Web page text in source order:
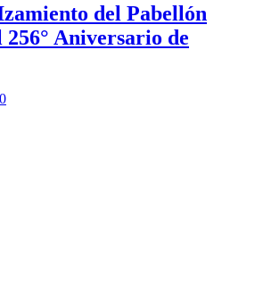
del Pabellón
Aniversario de
0